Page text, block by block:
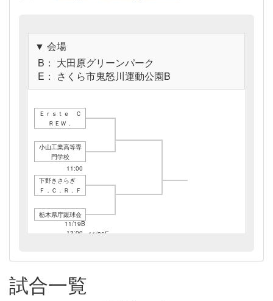
▼ 会場
B： 大田原グリーンパーク
E： さくら市鬼怒川運動公園B
Ｅｒｓｔｅ Ｃ
ＲＥＷ．
11/19B
11:00
小山工業高等専
門学校
11/26E
下野きさらぎ
Ｆ．Ｃ．Ｒ．Ｆ
11/19B
13:00
栃木県庁蹴球会
試合一覧